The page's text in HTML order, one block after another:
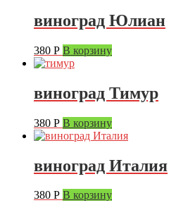
виноград Юлиан
380 Р В корзину
виноград Тимур
380 Р В корзину
виноград Италия
380 Р В корзину